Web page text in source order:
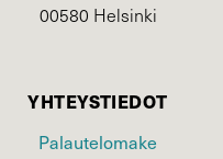
00580 Helsinki
YHTEYSTIEDOT
Palautelomake